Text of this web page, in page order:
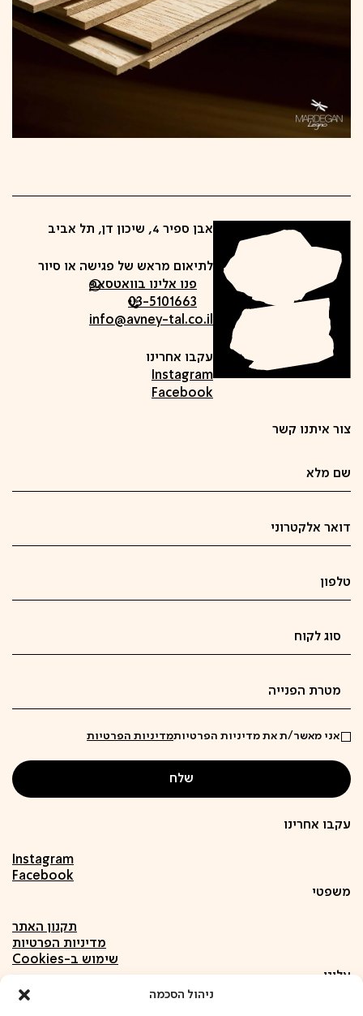
ניהול הסכמה
צור איתנו קשר
אני מאשר/ת את מדיניות הפרטיותמדיניות הפרטיות
עקבו אחרינו
Instagram
Facebook
משפטי
תקנון האתר
מדיניות הפרטיות
שימוש ב-Cookies
עלינו
אבן ספיר 4, שיכון דן, תל אביב
לתיאום מראש של פגישה או סיור
פנו אלינו בוואטסאפ
03-5101663
info@avney-tal.co.il
עקבו אחרינו
Instagram
Facebook